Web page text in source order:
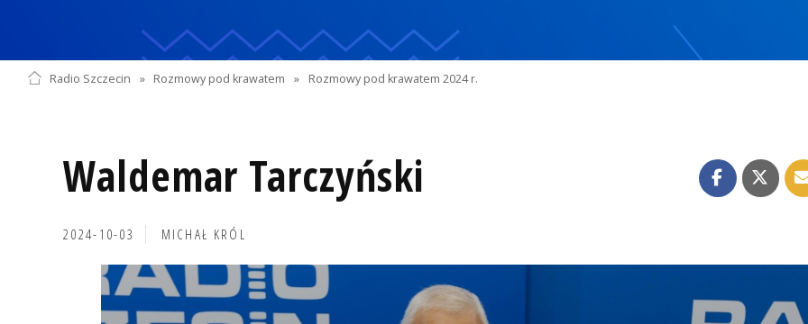
Radio Szczecin » Rozmowy pod krawatem » Rozmowy pod krawatem 2024 r.
Waldemar Tarczyński
2024-10-03 MICHAŁ KRÓL